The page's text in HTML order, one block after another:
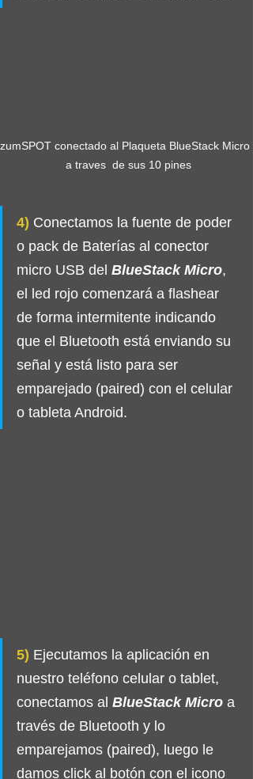
zumSPOT conectado al Plaqueta BlueStack Micro
a traves  de sus 10 pines
4) Conectamos la fuente de poder
o pack de Baterías al conector
micro USB del BlueStack Micro,
el led rojo comenzará a flashear
de forma intermitente indicando
que el Bluetooth está enviando su
señal y está listo para ser
emparejado (paired) con el celular
o tableta Android.
5) Ejecutamos la aplicación en
nuestro teléfono celular o tablet,
conectamos al BlueStack Micro a
través de Bluetooth y lo
emparejamos (paired), luego le
damos click al botón con el icono